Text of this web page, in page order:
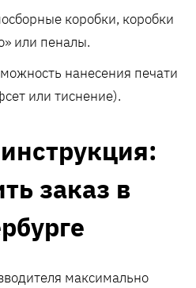
коробки, коробки
или пеналы.
нанесения печати
или тиснение).
заказ в
максимально